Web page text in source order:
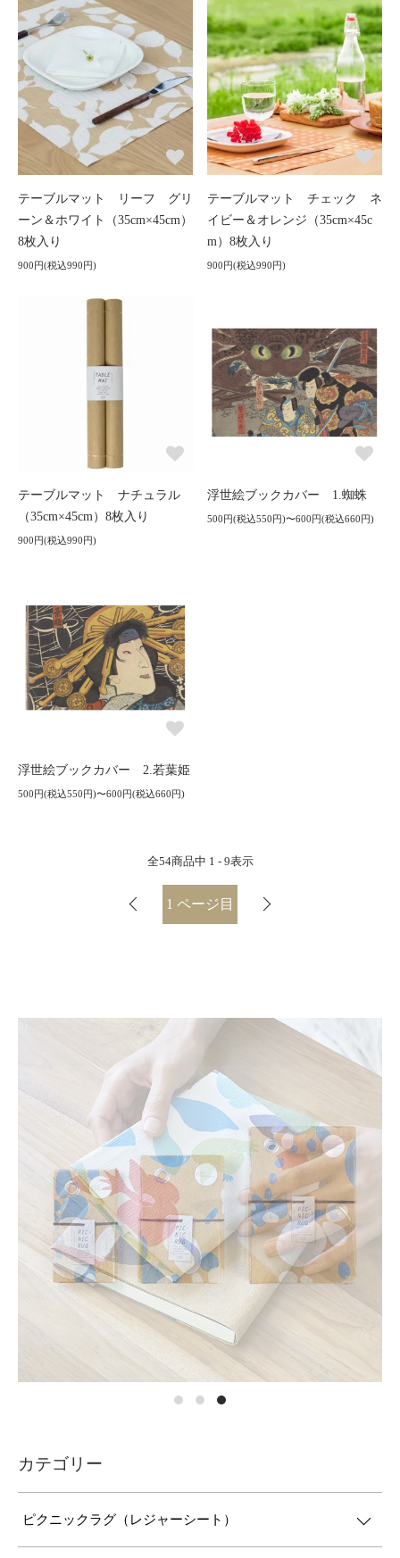
テーブルマット リーフ グリ
ーン＆ホワイト（35cm×45cm）
8枚入り
900円(税込990円)
テーブルマット チェック ネ
イビー＆オレンジ（35cm×45c
m）8枚入り
900円(税込990円)
テーブルマット ナチュラル
（35cm×45cm）8枚入り
900円(税込990円)
浮世絵ブックカバー 1.蜘蛛
500円(税込550円)〜600円(税込660円)
浮世絵ブックカバー 2.若葉姫
500円(税込550円)〜600円(税込660円)
全54商品中 1 - 9表示
1 ページ目
カテゴリー
ピクニックラグ（レジャーシート）